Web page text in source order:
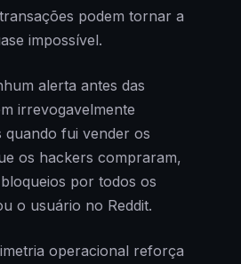
podem tornar a
impossível.
alerta antes das
irrevogavelmente
quando fui vender os
os hackers compraram,
por todos os
o usuário no Reddit.
operacional reforça